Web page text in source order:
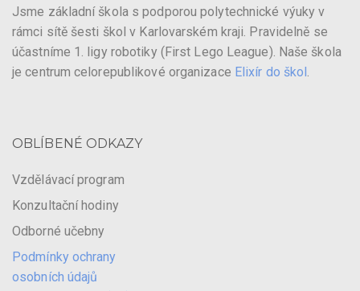
Jsme základní škola s podporou polytechnické výuky v
rámci sítě šesti škol v Karlovarském kraji. Pravidelně se
účastníme 1. ligy robotiky (First Lego League). Naše škola
je centrum celorepublikové organizace Elixír do škol.
OBLÍBENÉ ODKAZY
Vzdělávací program
Konzultační hodiny
Odborné učebny
Podmínky ochrany
osobních údajů